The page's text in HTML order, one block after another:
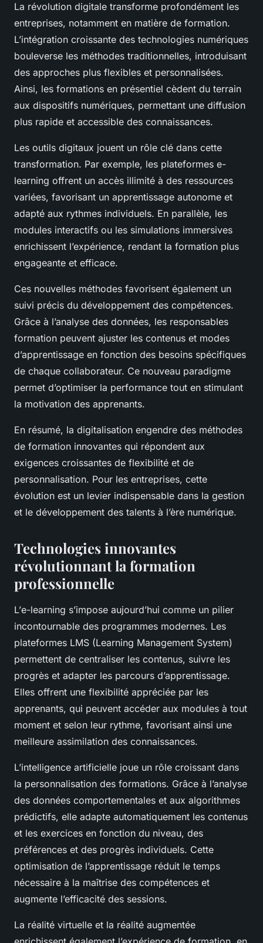
La révolution digitale transforme profondément les
entreprises, notamment en matière de formation.
L’intégration croissante des technologies numériques
bouleverse les méthodes traditionnelles, introduisant
des approches plus flexibles et personnalisées.
Ainsi, les formations en présentiel cèdent du terrain
aux dispositifs numériques, permettant une diffusion
plus rapide et accessible des connaissances.
Les outils digitaux jouent un rôle clé dans cette
transformation. Par exemple, les plateformes e-
learning offrent un accès illimité à des ressources
variées, favorisant un apprentissage autonome et
adapté aux rythmes individuels. En parallèle, les
modules interactifs ou les simulations immersives
enrichissent l’expérience, rendant la formation plus
engageante et efficace.
Ces nouvelles méthodes favorisent également un
suivi précis du développement des compétences.
Grâce à l’analyse des données, les responsables
formation peuvent ajuster les contenus et modes
d’apprentissage en fonction des besoins spécifiques
de chaque collaborateur. Ce nouveau paradigme
permet d’optimiser la performance tout en stimulant
la motivation des apprenants.
En résumé, la digitalisation engendre des méthodes
de formation innovantes qui répondent aux
exigences croissantes de flexibilité et de
personnalisation. Pour les entreprises, cette
évolution est un levier indispensable dans la gestion
et le développement des talents à l’ère numérique.
Technologies innovantes
révolutionnant la formation
professionnelle
L’e-learning s’impose aujourd’hui comme un pilier
incontournable des programmes modernes. Les
plateformes LMS (Learning Management System)
permettent de centraliser les contenus, suivre les
progrès et adapter les parcours d’apprentissage.
Elles offrent une flexibilité appréciée par les
apprenants, qui peuvent accéder aux modules à tout
moment et selon leur rythme, favorisant ainsi une
meilleure assimilation des connaissances.
L’intelligence artificielle joue un rôle croissant dans
la personnalisation des formations. Grâce à l’analyse
des données comportementales et aux algorithmes
prédictifs, elle adapte automatiquement les contenus
et les exercices en fonction du niveau, des
préférences et des progrès individuels. Cette
optimisation de l’apprentissage réduit le temps
nécessaire à la maîtrise des compétences et
augmente l’efficacité des sessions.
La réalité virtuelle et la réalité augmentée